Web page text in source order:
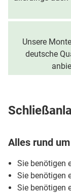
Unsere
deutsche
Alles rund
Sie benötigen
Sie benötigen
Sie benötigen